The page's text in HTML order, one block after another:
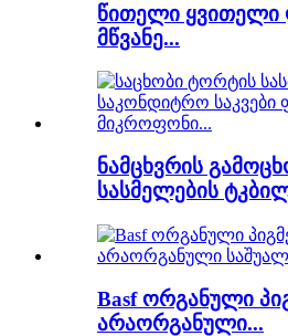
წითელი ყვითელი
მწვანე...
ნამცხვრის
სასმელების
Basf ორგანული
არაორგანული...